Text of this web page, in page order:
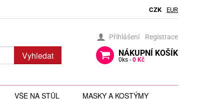
CZK EUR
Přihlášení Registrace
NÁKUPNÍ KOŠÍK
0 ks - 0 Kč
Vyhledat
VŠE NA STŮL
MASKY A KOSTÝMY